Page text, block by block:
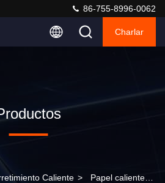
86-755-8996-0062
Charlar
Caliente > Papel caliente